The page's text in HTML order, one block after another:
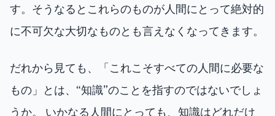
す。そうなるとこれらのものが人間にとって絶対的
に不可欠な大切なものとも言えなくなってきます。
だれから見ても、「これこそすべての人間に必要な
もの」とは、“知識”のことを指すのではないでしょ
うか。 いかなる人間にとっても、知識はどれだけ